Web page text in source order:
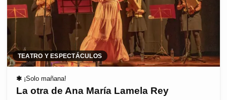
TEATRO Y ESPECTÁCULOS
✱ ¡Solo mañana!
La otra de Ana María Lamela Rey